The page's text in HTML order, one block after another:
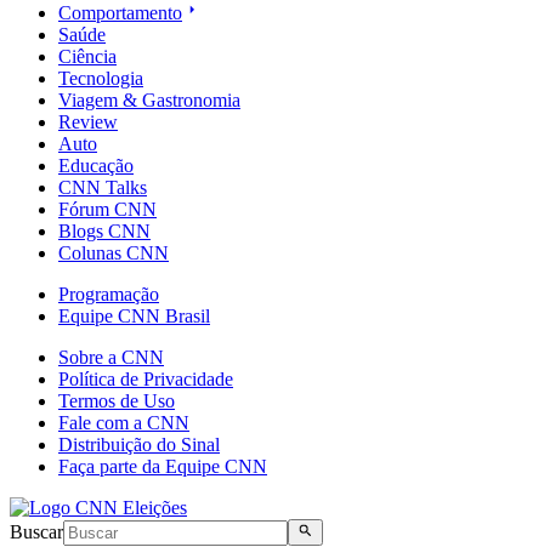
Comportamento
Saúde
Ciência
Tecnologia
Viagem & Gastronomia
Review
Auto
Educação
CNN Talks
Fórum CNN
Blogs CNN
Colunas CNN
Programação
Equipe CNN Brasil
Sobre a CNN
Política de Privacidade
Termos de Uso
Fale com a CNN
Distribuição do Sinal
Faça parte da Equipe CNN
Buscar